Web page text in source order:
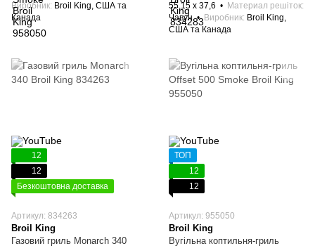
Виробник Broil King, США та
Канада
55,15 x 37,6
Материал решіток
Чавун
Виробник Broil King,
США та Канада
12
12
Безкоштовна доставка
Артикул: 834263
Broil King
Газовий гриль Monarch 340
ТОП
12
12
Артикул: 955050
Broil King
Вугільна коптильня-гриль